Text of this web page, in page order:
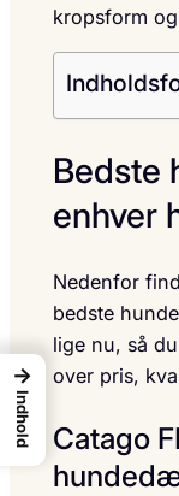
kropsform
Bedste
enhver
Nedenfor
bedste
lige nu, så
over pris,
Catago
→
Indhold